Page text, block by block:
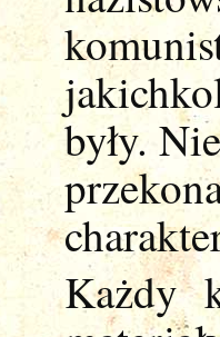
były.
Każdy